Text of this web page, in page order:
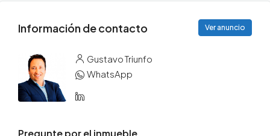
Información de contacto Ver anuncio
Gustavo Triunfo
WhatsApp
Pregunte por el inmueble